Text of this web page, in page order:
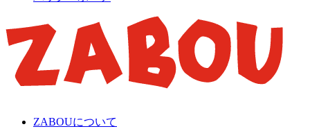
ZABOUについて